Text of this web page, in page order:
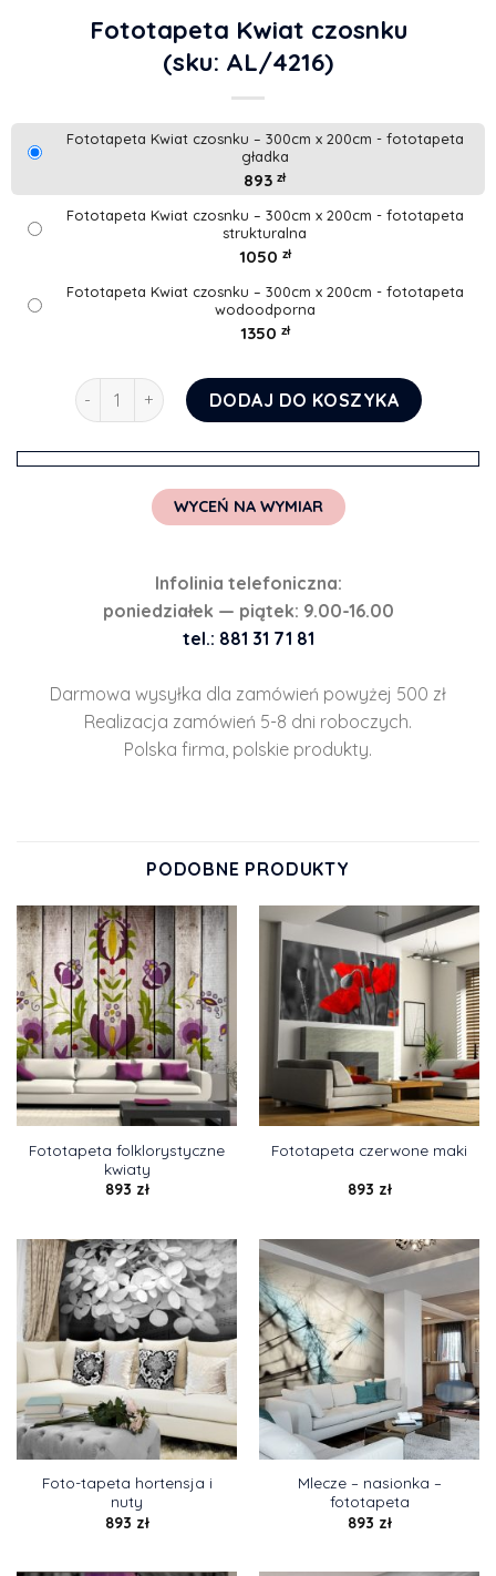
Fototapeta Kwiat czosnku
(sku: AL/4216)
Fototapeta Kwiat czosnku – 300cm x 200cm - fototapeta
gładka
893 zł
Fototapeta Kwiat czosnku – 300cm x 200cm - fototapeta
strukturalna
1050 zł
Fototapeta Kwiat czosnku – 300cm x 200cm - fototapeta
wodoodporna
1350 zł
ilość Fototapeta Kwiat czosnku
DODAJ DO KOSZYKA
WYCEŃ NA WYMIAR
Infolinia telefoniczna:
poniedziałek — piątek: 9.00-16.00
tel.: 881 31 71 81
Darmowa wysyłka dla zamówień powyżej 500 zł
Realizacja zamówień 5-8 dni roboczych.
Polska firma, polskie produkty.
PODOBNE PRODUKTY
Fototapeta folklorystyczne
kwiaty
893 zł
Fototapeta czerwone maki
893 zł
Foto-tapeta hortensja i
nuty
893 zł
Mlecze – nasionka –
fototapeta
893 zł